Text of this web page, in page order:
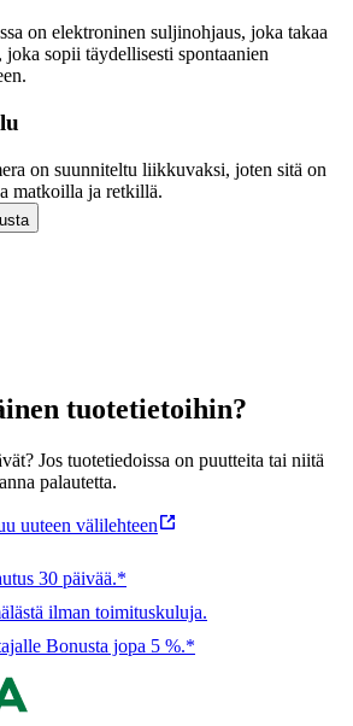
on elektroninen suljinohjaus, joka takaa
sopii täydellisesti spontaanien
on suunniteltu liikkuvaksi, joten sitä on
matkoilla ja retkillä.
tuotetietoihin?
Jos tuotetiedoissa on puutteita tai niitä
palautetta.
uuteen välilehteen
30 päivää.*
ilman toimituskuluja.
Bonusta jopa 5 %.*